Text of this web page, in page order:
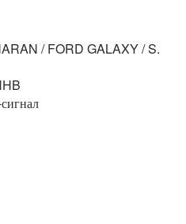
/ FORD GALAXY / S.